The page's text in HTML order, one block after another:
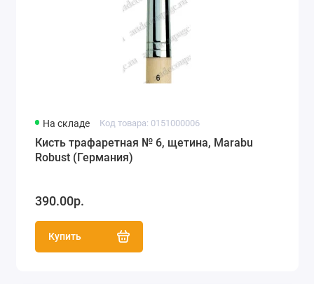
На складе Код товара: 0151000006
Кисть трафаретная № 6, щетина, Marabu
Robust (Германия)
390.00р.
Купить